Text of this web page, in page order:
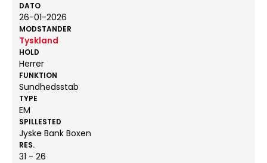
DATO
26-01-2026
MODSTANDER
Tyskland
HOLD
Herrer
FUNKTION
Sundhedsstab
TYPE
EM
SPILLESTED
Jyske Bank Boxen
RES.
31 - 26